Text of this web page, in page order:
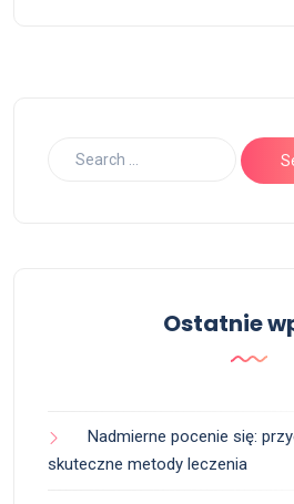
Ostatnie
Nadmierne pocenie się:
skuteczne metody leczenia